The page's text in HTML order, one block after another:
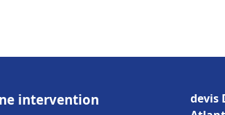
intervention
devis